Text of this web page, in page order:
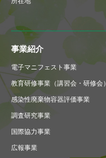
事業紹介
電子マニフェスト事業
教育研修事業（講習会・研修会）
感染性廃棄物容器評価事業
調査研究事業
国際協力事業
広報事業